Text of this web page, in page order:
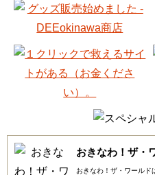
おきなわ！ザ・
おきなわ！ザ・ワールド